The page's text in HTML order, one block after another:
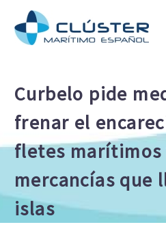
Curbelo pide
frenar el
fletes marítimos
mercancías que
islas